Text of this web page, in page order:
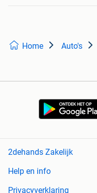
Home Auto's
2dehands Zakelijk
Help en info
Privacyverklaring